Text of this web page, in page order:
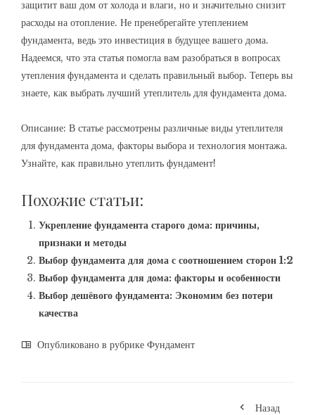
защитит ваш дом от холода и влаги, но и значительно снизит
расходы на отопление. Не пренебрегайте утеплением
фундамента, ведь это инвестиция в будущее вашего дома.
Надеемся, что эта статья помогла вам разобраться в вопросах
утепления фундамента и сделать правильный выбор. Теперь вы
знаете, как выбрать лучший утеплитель для фундамента дома.
Описание: В статье рассмотрены различные виды утеплителя
для фундамента дома, факторы выбора и технология монтажа.
Узнайте, как правильно утеплить фундамент!
Похожие статьи:
Укрепление фундамента старого дома: причины,
признаки и методы
Выбор фундамента для дома с соотношением сторон 1:2
Выбор фундамента для дома: факторы и особенности
Выбор дешёвого фундамента: Экономим без потери
качества
Опубликовано в рубрике Фундамент
Назад